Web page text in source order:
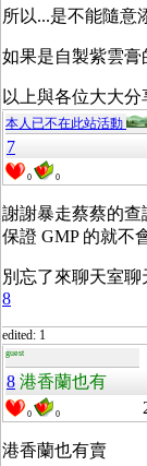
所以...是不能隨意
如果是自製紫雲膏
以上與各位大大分
本人已不在此站活動
7
0 0
謝謝暴走蔡蔡的
保證 GMP 的就不
別忘了來聊天室聊
8
edited: 1
guest
8 港香蘭也有
0 0
港香蘭也有賣